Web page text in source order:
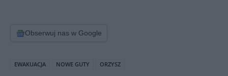
Obserwuj nas w Google
EWAKUACJA NOWE GUTY ORZYSZ